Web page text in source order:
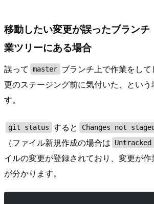
移動したい変更が誤ったブラン
業ツリーにある場合
誤って master ブランチ上で作業をし
更のステージング前に気付いた、とい
す。
git status すると Changes not
（ファイル新規作成の場合は
イルの変更が登録されており、変更が
が分かります。